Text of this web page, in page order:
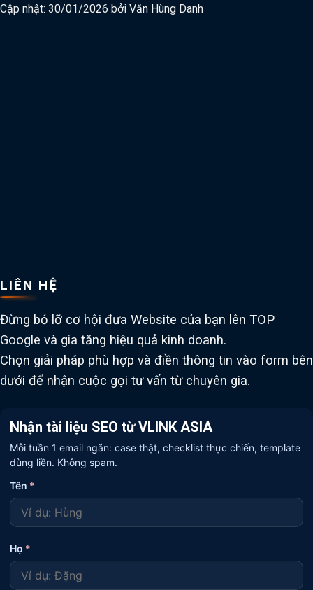
Cập nhật: 30/01/2026 bởi Văn Hùng Danh
LIÊN HỆ
Đừng bỏ lỡ cơ hội đưa Website của bạn lên TOP
Google và gia tăng hiệu quả kinh doanh.
Chọn giải pháp phù hợp và điền thông tin vào form bên
dưới để nhận cuộc gọi tư vấn từ chuyên gia.
Nhận tài liệu SEO từ VLINK ASIA
Mỗi tuần 1 email ngắn: case thật, checklist thực chiến, template
dùng liền. Không spam.
Tên *
Họ *